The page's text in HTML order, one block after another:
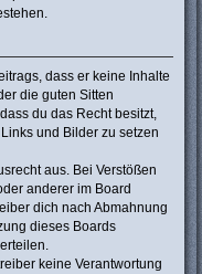
dass er keine Inhalte
die guten Sitten
du das Recht besitzt,
und Bilder zu setzen
aus. Bei Verstößen
anderer im Board
dich nach Abmahnung
dieses Boards
keine Verantwortung